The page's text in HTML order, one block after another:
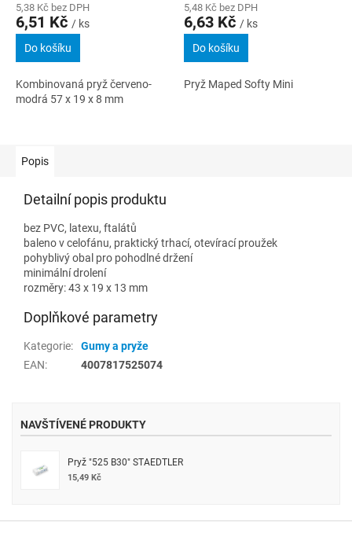
5,38 Kč bez DPH
6,51 Kč / ks
Do košíku
Kombinovaná pryž červeno-
modrá 57 x 19 x 8 mm
5,48 Kč bez DPH
6,63 Kč / ks
Do košíku
Pryž Maped Softy Mini
Popis
Detailní popis produktu
bez PVC, latexu, ftalátů
baleno v celofánu, praktický trhací, otevírací proužek
pohyblivý obal pro pohodlné držení
minimální drolení
rozměry: 43 x 19 x 13 mm
Doplňkové parametry
Kategorie:
Gumy a pryže
EAN: 4007817525074
NAVŠTÍVENÉ PRODUKTY
Pryž "525 B30" STAEDTLER
15,49 Kč